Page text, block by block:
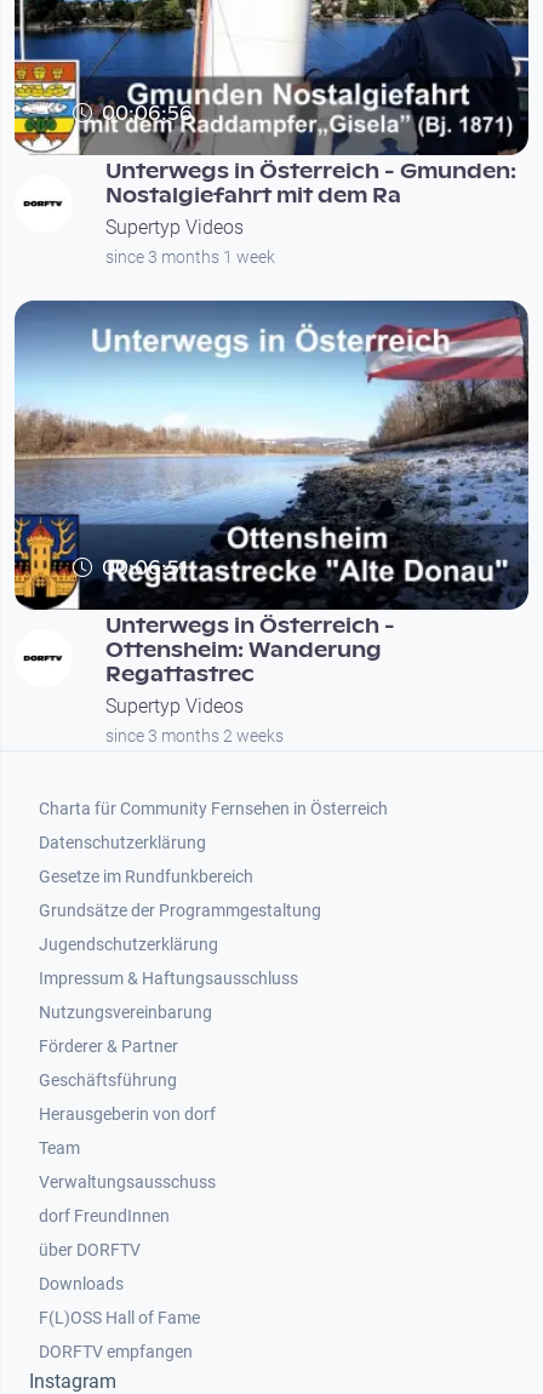
00:06:56
Unterwegs in Österreich - Gmunden:
Nostalgiefahrt mit dem Ra
Supertyp Videos
since 3 months 1 week
00:06:51
Unterwegs in Österreich -
Ottensheim: Wanderung
Regattastrec
Supertyp Videos
since 3 months 2 weeks
Footer 1
Charta für Community Fernsehen in Österreich
Datenschutzerklärung
Gesetze im Rundfunkbereich
Grundsätze der Programmgestaltung
Jugendschutzerklärung
Impressum & Haftungsausschluss
Nutzungsvereinbarung
Footer 2
Förderer & Partner
Geschäftsführung
Herausgeberin von dorf
Team
Verwaltungsausschuss
dorf FreundInnen
Footer 3
über DORFTV
Downloads
F(L)OSS Hall of Fame
Footer 4
DORFTV empfangen
Instagram